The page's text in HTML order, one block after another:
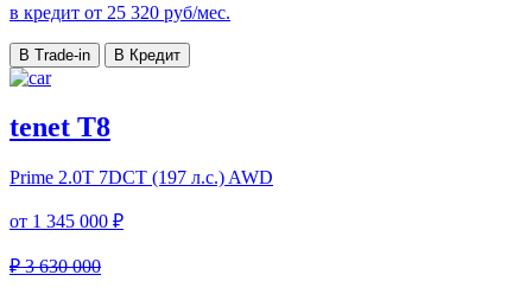
в кредит от 25 320 руб/мес.
В Trade-in В Кредит
tenet T8
Prime 2.0T 7DCT (197 л.с.) AWD
от 1 345 000 ₽
₽ 3 630 000